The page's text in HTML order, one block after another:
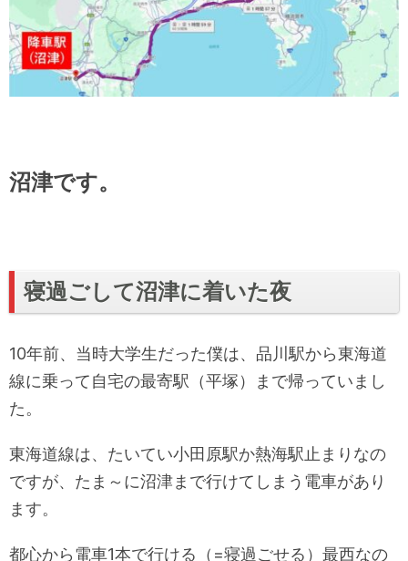
沼津です。
寝過ごして沼津に着いた夜
10年前、当時大学生だった僕は、品川駅から東海道
線に乗って自宅の最寄駅（平塚）まで帰っていまし
た。
東海道線は、たいてい小田原駅か熱海駅止まりなの
ですが、たま～に沼津まで行けてしまう電車があり
ます。
都心から電車1本で行ける（=寝過ごせる）最西なの